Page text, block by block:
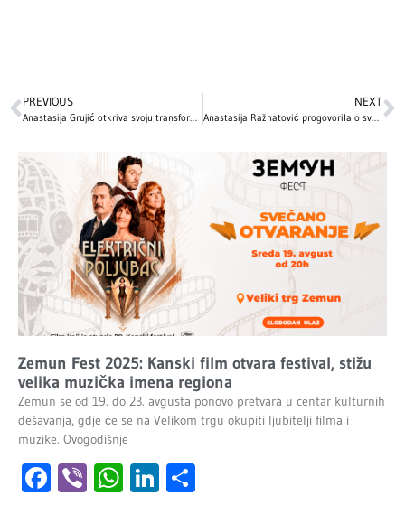
PREVIOUS
Anastasija Grujić otkriva svoju transformaciju: Kako je izgledala prije 10 godina?
NEXT
Anastasija Ražnatović progovorila o svojoj transformaciji: Estetske korekcije i lična iskustva
Zemun Fest 2025: Kanski film otvara festival, stižu
velika muzička imena regiona
Zemun se od 19. do 23. avgusta ponovo pretvara u centar kulturnih
dešavanja, gdje će se na Velikom trgu okupiti ljubitelji filma i
muzike. Ovogodišnje
Facebook
ViberWhatsApp
LinkedIn